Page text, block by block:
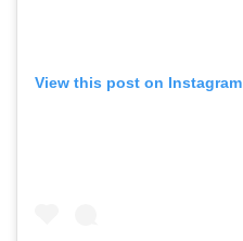
View this post on Instagram